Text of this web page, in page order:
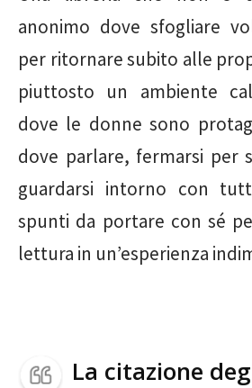
anonimo dove sfogliare
per ritornare subito alle
piuttosto un ambiente
dove le donne sono
dove parlare, fermarsi per
guardarsi intorno con
spunti da portare con sé
lettura in un’esperienza
La citazione